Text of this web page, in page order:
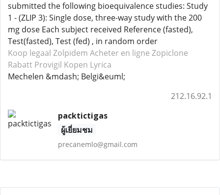
submitted the following bioequivalence studies: Study
1 - (ZLIP 3): Single dose, three-way study with the 200
mg dose Each subject received Reference (fasted),
Test(fasted), Test (fed) , in random order
Koop legaal Zolpidem Acheter en ligne Zopiclone
Rabatt Provigil Kopen Lyrica
Mechelen &mdash; Belgi&euml;
212.16.92.1
packtictigas
ผู้เยี่ยมชม
precanemlo@gmail.com